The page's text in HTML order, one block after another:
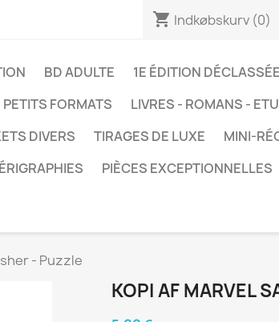
shopping_cart Indkøbskurv (0)
BD ADULTE 1E ÉDITION
PETITS FORMATS LIVRES - ROMANS -
DIVERS
TIRAGES DE LUXE
MINI-
PIÈCES EXCEPTIONNELLES
- Puzzle
KOPI AF MARVEL